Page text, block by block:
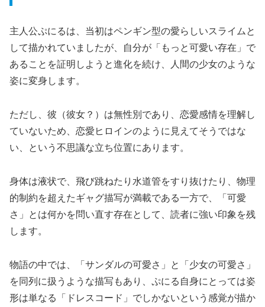
主人公ぷにるは、当初はペンギン型の愛らしいスライムと
して描かれていましたが、自分が「もっと可愛い存在」で
あることを証明しようと進化を続け、人間の少女のような
姿に変身します。
ただし、彼（彼女？）は無性別であり、恋愛感情を理解し
ていないため、恋愛ヒロインのように見えてそうではな
い、という不思議な立ち位置にあります。
身体は液状で、飛び跳ねたり水道管をすり抜けたり、物理
的制約を超えたギャグ描写が満載である一方で、「可愛
さ」とは何かを問い直す存在として、読者に強い印象を残
します。
物語の中では、「サンダルの可愛さ」と「少女の可愛さ」
を同列に扱うような描写もあり、ぷにる自身にとっては姿
形は単なる「ドレスコード」でしかないという感覚が描か